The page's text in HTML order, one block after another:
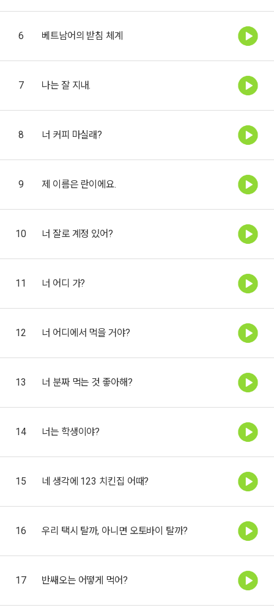
6 베트남어의 받침 체계
7 나는 잘 지내.
8 너 커피 마실래?
9 제 이름은 란이에요.
10 너 잘로 계정 있어?
11 너 어디 가?
12 너 어디에서 먹을 거야?
13 너 분짜 먹는 것 좋아해?
14 너는 학생이야?
15 네 생각에 123 치킨집 어때?
16 우리 택시 탈까, 아니면 오토바이 탈까?
17 반쌔오는 어떻게 먹어?